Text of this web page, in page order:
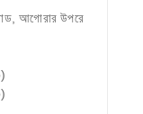
আগোরার উপরে